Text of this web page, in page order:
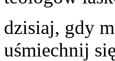
dzisiaj, gdy
uśmiechnij